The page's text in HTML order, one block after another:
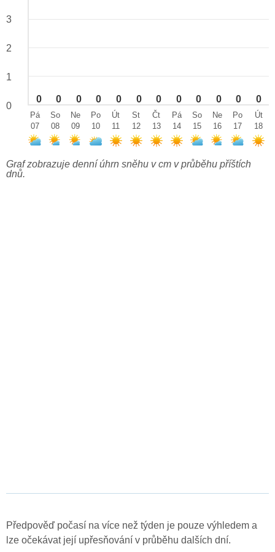
0 0 0 0 0 0 0 0 0 0 0 0
3
2
1
0
Pá
07
So
08
Ne
09
Po
10
Út
11
St
12
Čt
13
Pá
14
So
15
Ne
16
Po
17
Út
18
Graf zobrazuje denní úhrn sněhu v cm v průběhu příštích
dnů.
Předpověď počasí na více než týden je pouze výhledem a
lze očekávat její upřesňování v průběhu dalších dní.